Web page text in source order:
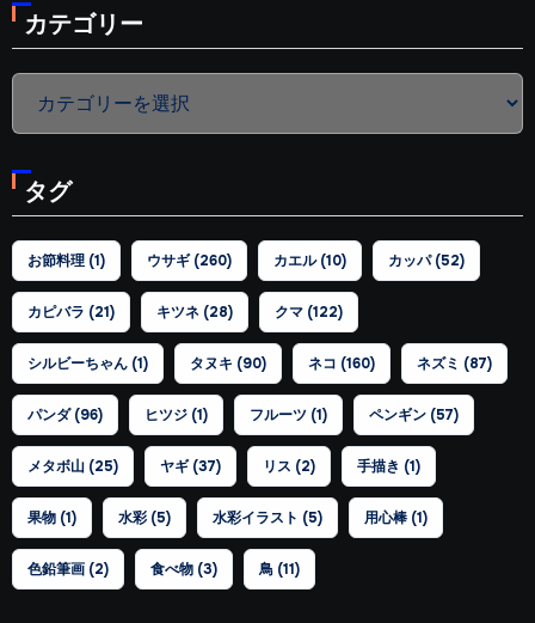
カテゴリー
カ
リ
ー
タグ
お節料理(1) ウサギ(260) カエル(10) カッパ(52)
カピバラ (21) キツネ(28) クマ(122)
シルビーちゃん(1) タヌキ (90) ネコ (160) ネズミ (87)
パンダ(96) ヒツジ(1) フルーツ(1) ペンギン(57)
メタボ山(25) ヤギ(37) リス (2) 手描き (1)
果物(1) 水彩(5) 水彩イラスト (5) 用心棒(1)
色鉛筆画(2) 食べ物(3) 鳥(11)